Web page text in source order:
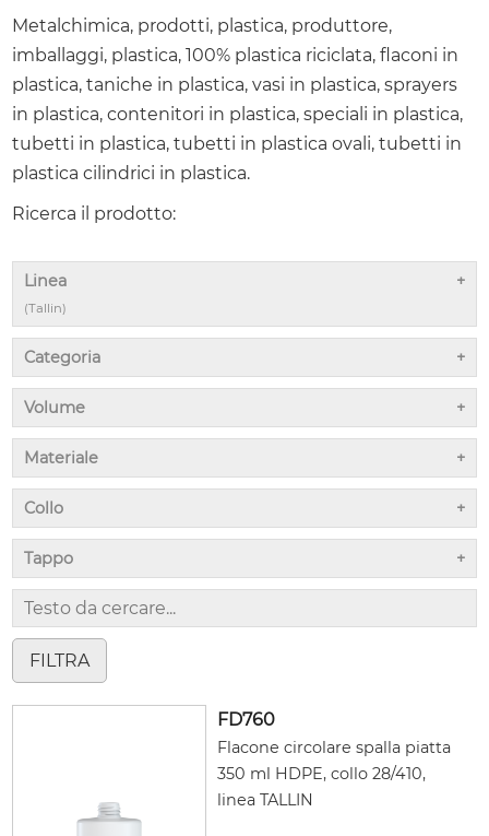
Metalchimica, prodotti, plastica, produttore,
imballaggi, plastica, 100% plastica riciclata, flaconi in
plastica, taniche in plastica, vasi in plastica, sprayers
in plastica, contenitori in plastica, speciali in plastica,
tubetti in plastica, tubetti in plastica ovali, tubetti in
plastica cilindrici in plastica.
Ricerca il prodotto:
Linea
(Tallin)
Categoria
Volume
Materiale
Collo
Tappo
FD760
Flacone circolare spalla piatta
350 ml HDPE, collo 28/410,
linea TALLIN